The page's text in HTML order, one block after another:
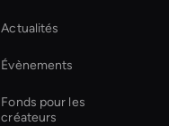
Actualités
Évènements
Fonds pour les
créateurs